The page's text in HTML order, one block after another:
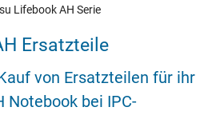
Ersatzteile
von Ersatzteilen für ihr
Notebook bei IPC-